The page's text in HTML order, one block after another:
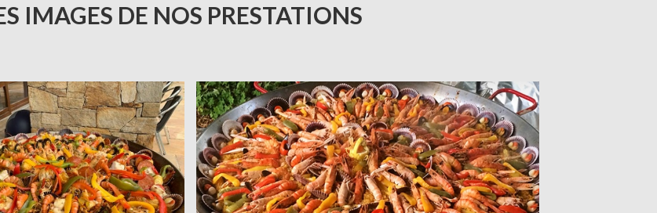
IMAGES DE NOS PRESTATIONS